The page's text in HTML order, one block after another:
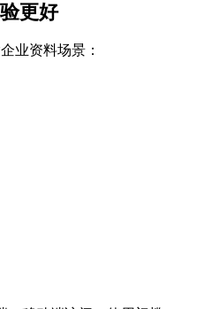
更好
业资料场景：